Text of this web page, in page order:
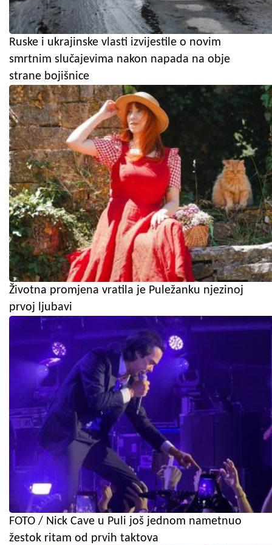
Ruske i ukrajinske vlasti izvijestile o novim
smrtnim slučajevima nakon napada na obje
strane bojišnice
Životna promjena vratila je Puležanku njezinoj
prvoj ljubavi
FOTO / Nick Cave u Puli još jednom nametnuo
žestok ritam od prvih taktova